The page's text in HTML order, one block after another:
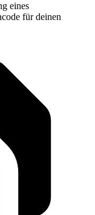
eines
für deinen